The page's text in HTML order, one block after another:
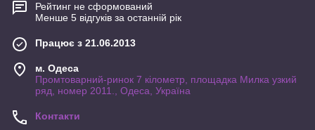
Рейтинг не сформований
Менше 5 відгуків за останній рік
Працює з 21.06.2013
м. Одеса
Промтоварний-ринок 7 кілометр, площадка Милка узкий
ряд, номер 2011., Одеса, Україна
Контакти